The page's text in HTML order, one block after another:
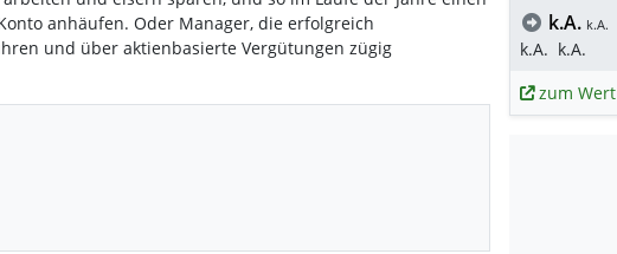
anhäufen. Oder Manager, die erfolgreich
und über aktienbasierte Vergütungen zügig
k.A. k.A.
k.A. k.A.
zum Wert